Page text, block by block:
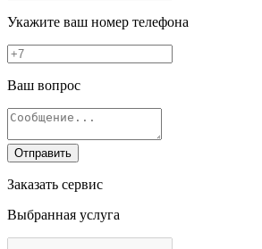
Укажите ваш номер телефона
Ваш вопрос
Отправить
Заказать сервис
Выбранная услуга